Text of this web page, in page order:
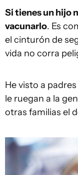
Si tienes un hijo
vacunarlo. Es
el cinturón de
vida no corra
He visto a
le ruegan a la
otras familias el